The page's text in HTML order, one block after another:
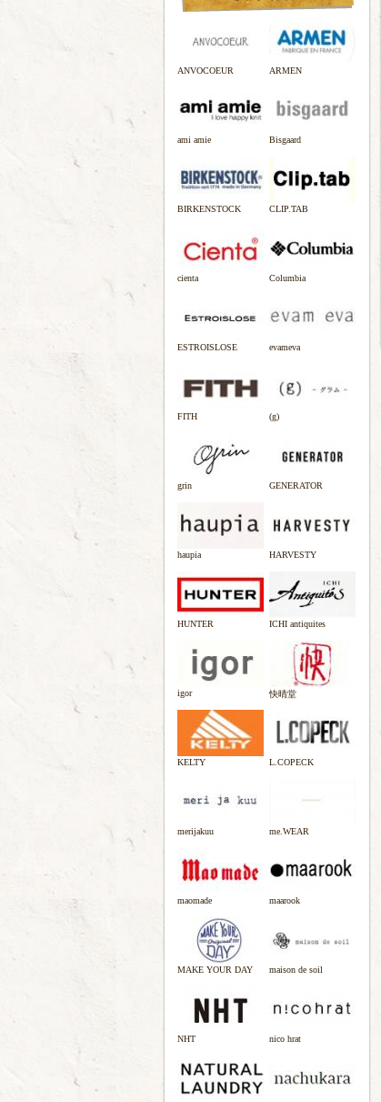
ANVOCOEUR ARMEN
ami amie Bisgaard
BIRKENSTOCK CLIP.TAB
cienta Columbia
ESTROISLOSE evameva
FITH (g)
grin GENERATOR
haupia HARVESTY
HUNTER ICHI antiquites
igor 快晴堂
KELTY L.COPECK
merijakuu me.WEAR
maomade maarook
MAKE YOUR DAY maison de soil
NHT nico hrat